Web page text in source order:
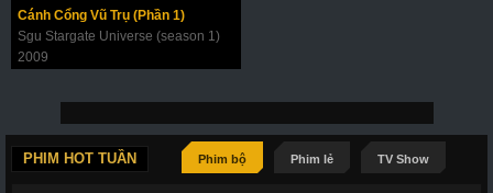
Cánh Cổng Vũ Trụ (Phần 1)
Sgu Stargate Universe (season 1)
2009
PHIM HOT TUẦN Phim bộ Phim lẻ TV Show